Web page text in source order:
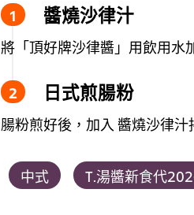
醬燒沙律汁
將「頂好牌沙律醬」用飲用水
日式煎腸粉
腸粉煎好後，加入 醬燒沙律
中式 T.湯醬新食代